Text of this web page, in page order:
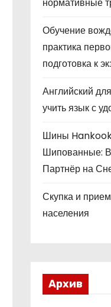
Обучение
практика
подготовка к
Английский
учить язык с
Шины
Шипованные:
Партнёр на
Скупка и
населения
Архив